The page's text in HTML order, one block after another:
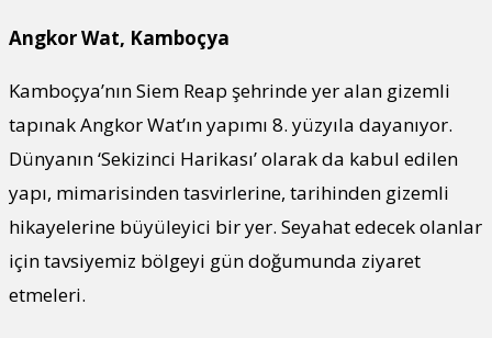
Angkor Wat, Kamboçya
Kamboçya’nın Siem Reap şehrinde yer alan gizemli
tapınak Angkor Wat’ın yapımı 8. yüzyıla dayanıyor.
Dünyanın ‘Sekizinci Harikası’ olarak da kabul edilen
yapı, mimarisinden tasvirlerine, tarihinden gizemli
hikayelerine büyüleyici bir yer. Seyahat edecek olanlar
için tavsiyemiz bölgeyi gün doğumunda ziyaret
etmeleri.